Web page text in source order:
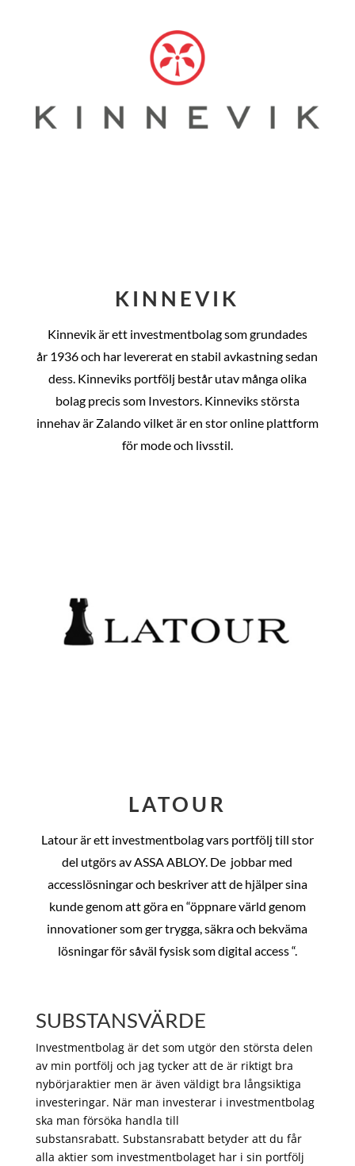
KINNEVIK
Kinnevik är ett investmentbolag som grundades
år 1936 och har levererat en stabil avkastning sedan
dess. Kinneviks portfölj består utav många olika
bolag precis som Investors. Kinneviks största
innehav är Zalando vilket är en stor online plattform
för mode och livsstil.
LATOUR
Latour är ett investmentbolag vars portfölj till stor
del utgörs av ASSA ABLOY. De jobbar med
accesslösningar och beskriver att de hjälper sina
kunde genom att göra en “öppnare värld genom
innovationer som ger trygga, säkra och bekväma
lösningar för såväl fysisk som digital access “.
SUBSTANSVÄRDE
Investmentbolag är det som utgör den största delen
av min portfölj och jag tycker att de är riktigt bra
nybörjaraktier men är även väldigt bra långsiktiga
investeringar. När man investerar i investmentbolag
ska man försöka handla till
substansrabatt. Substansrabatt betyder att du får
alla aktier som investmentbolaget har i sin portfölj